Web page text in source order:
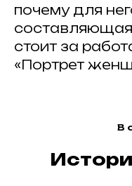
почему для
составляющая
стоит за
«Портрет